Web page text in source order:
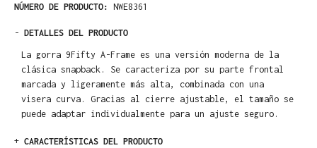
NÚMERO DE PRODUCTO: NWE8361
- DETALLES DEL PRODUCTO
La gorra 9Fifty A-Frame es una versión moderna de la
clásica snapback. Se caracteriza por su parte frontal
marcada y ligeramente más alta, combinada con una
visera curva. Gracias al cierre ajustable, el tamaño se
puede adaptar individualmente para un ajuste seguro.
+ CARACTERÍSTICAS DEL PRODUCTO